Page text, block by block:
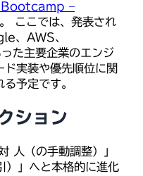
–
ここでは、発表され
、AWS、
主要企業のエンジ
ド実装や優先順位に関
予定です。
ション
人（の手動調整）」
」へと本格的に進化